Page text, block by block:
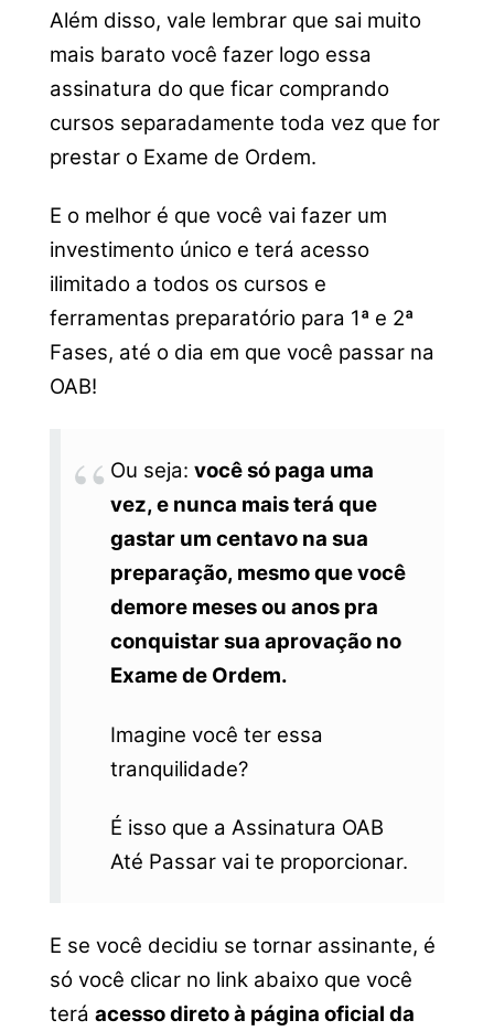
Além disso, vale lembrar que sai muito
mais barato você fazer logo essa
assinatura do que ficar comprando
cursos separadamente toda vez que for
prestar o Exame de Ordem.
E o melhor é que você vai fazer um
investimento único e terá acesso
ilimitado a todos os cursos e
ferramentas preparatório para 1ª e 2ª
Fases, até o dia em que você passar na
OAB!
Ou seja: você só paga uma
vez, e nunca mais terá que
gastar um centavo na sua
preparação, mesmo que você
demore meses ou anos pra
conquistar sua aprovação no
Exame de Ordem.
Imagine você ter essa
tranquilidade?
É isso que a Assinatura OAB
Até Passar vai te proporcionar.
E se você decidiu se tornar assinante, é
só você clicar no link abaixo que você
terá acesso direto à página oficial da